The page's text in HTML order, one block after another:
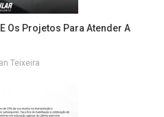
Os Projetos Para Atender A
Teixeira